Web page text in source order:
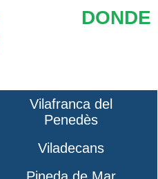
DONDE
Vilafranca del
Penedès
Viladecans